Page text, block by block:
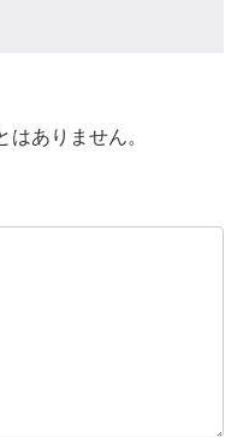
はありません。